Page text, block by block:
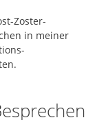
Zoster-
in meiner